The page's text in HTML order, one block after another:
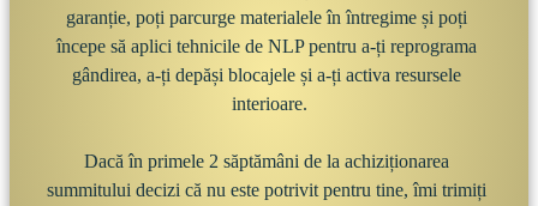
garanție, poți parcurge materialele în întregime și poți
începe să aplici tehnicile de NLP pentru a-ți reprograma
gândirea, a-ți depăși blocajele și a-ți activa resursele
interioare.
Dacă în primele 2 săptămâni de la achiziționarea
summitului decizi că nu este potrivit pentru tine, îmi trimiți